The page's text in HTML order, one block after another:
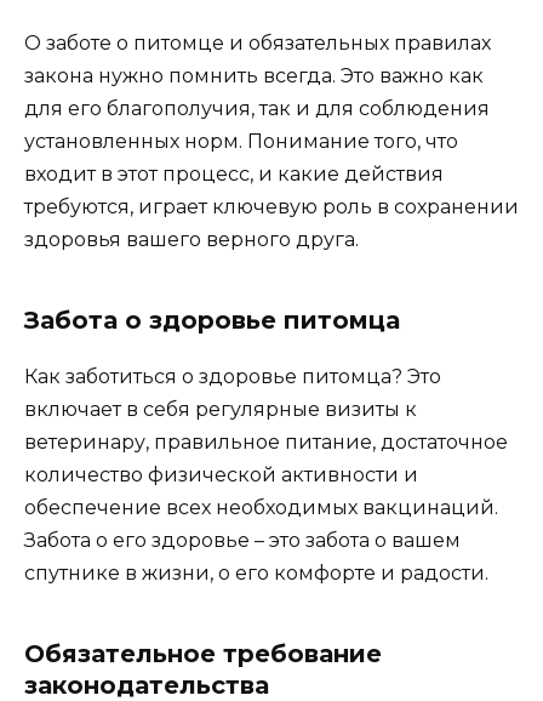
О заботе о питомце и обязательных правилах
закона нужно помнить всегда. Это важно как
для его благополучия, так и для соблюдения
установленных норм. Понимание того, что
входит в этот процесс, и какие действия
требуются, играет ключевую роль в сохранении
здоровья вашего верного друга.
Забота о здоровье питомца
Как заботиться о здоровье питомца? Это
включает в себя регулярные визиты к
ветеринару, правильное питание, достаточное
количество физической активности и
обеспечение всех необходимых вакцинаций.
Забота о его здоровье – это забота о вашем
спутнике в жизни, о его комфорте и радости.
Обязательное требование
законодательства